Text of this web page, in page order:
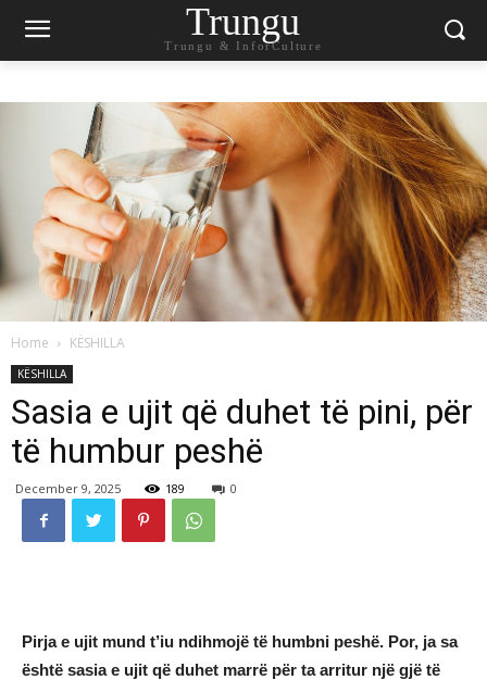
Trungu
Trungu & InforCulture
Home KËSHILLA
KËSHILLA
Sasia e ujit që duhet të pini, për
të humbur peshë
December 9, 2025 189 0
Pirja e ujit mund t’iu ndihmojë të humbni peshë. Por, ja sa
është sasia e ujit që duhet marrë për ta arritur një gjë të